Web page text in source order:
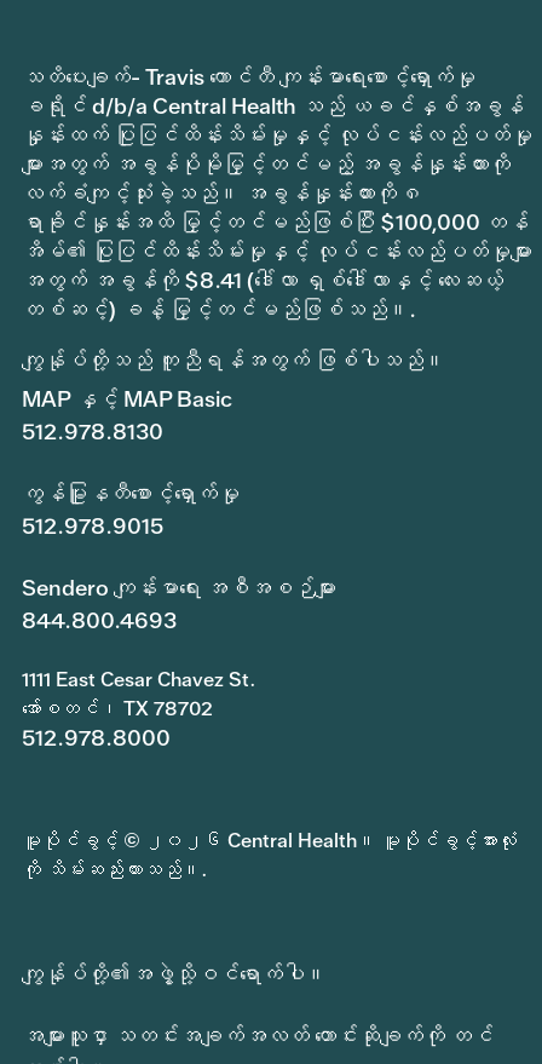
သတိပေးချက်- Travis ကောင်တီ ကျန်းမာရေးစောင့်ရှောက်မှု
ခရိုင် d/b/a Central Health သည် ယခင်နှစ်အခွန်
နှုန်းထက် ပြုပြင်ထိန်းသိမ်းမှုနှင့် လုပ်ငန်းလည်ပတ်မှု
များအတွက် အခွန်ပိုမိုမြှင့်တင်မည့် အခွန်နှုန်းထားကို
လက်ခံကျင့်သုံးခဲ့သည်။ အခွန်နှုန်းထားကို ၈
ရာခိုင်နှုန်းအထိ မြှင့်တင်မည်ဖြစ်ပြီး $100,000 တန်
အိမ်၏ ပြုပြင်ထိန်းသိမ်းမှုနှင့် လုပ်ငန်းလည်ပတ်မှုများ
အတွက် အခွန်ကို $8.41 (ဒေါ်လာ ရှစ်ဒေါ်လာနှင့် လေးဆယ့်
တစ်ဆင့်) ခန့် မြှင့်တင်မည်ဖြစ်သည်။.
ကျွန်ုပ်တို့သည် ကူညီရန်အတွက် ဖြစ်ပါသည်။
MAP နှင့် MAP Basic
512.978.8130
ကွန်မြူနတီစောင့်ရှောက်မှု
512.978.9015
Sendero ကျန်းမာရေး အစီအစဉ်များ
844.800.4693
1111 East Cesar Chavez St.
အော်စတင်၊ TX 78702
512.978.8000
မူပိုင်ခွင့် © ၂၀၂၆ Central Health။ မူပိုင်ခွင့်အားလုံး
ကို သိမ်းဆည်းထားသည်။.
ကျွန်ုပ်တို့၏အဖွဲ့သို့ဝင်ရောက်ပါ။
အများသူငှာ သတင်းအချက်အလတ် တောင်းဆိုချက်ကို တင်